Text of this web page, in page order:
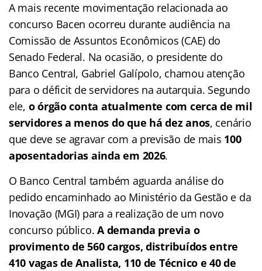
A mais recente movimentação relacionada ao
concurso Bacen ocorreu durante audiência na
Comissão de Assuntos Econômicos (CAE) do
Senado Federal. Na ocasião, o presidente do
Banco Central, Gabriel Galípolo, chamou atenção
para o déficit de servidores na autarquia. Segundo
ele, o órgão conta atualmente com cerca de mil
servidores a menos do que há dez anos, cenário
que deve se agravar com a previsão de mais 100
aposentadorias ainda em 2026.
O Banco Central também aguarda análise do
pedido encaminhado ao Ministério da Gestão e da
Inovação (MGI) para a realização de um novo
concurso público.A demanda previa o
provimento de 560 cargos, distribuídos entre
410 vagas de Analista, 110 de Técnico e 40 de